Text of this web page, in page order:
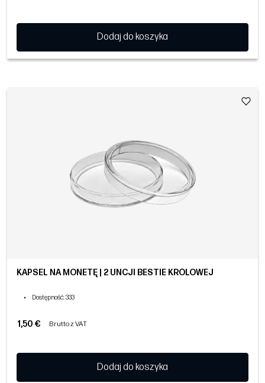
Dodaj do koszyka
KAPSEL NA MONETĘ | 2 UNCJI BESTIE KRÓLOWEJ
• Dostępność: 333
1,50 € Brutto z VAT
Dodaj do koszyka